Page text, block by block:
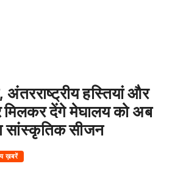
हस्तियां और
मिलकर देंगे मेघालय को अब
सांस्कृतिक सीजन
ख़बरें